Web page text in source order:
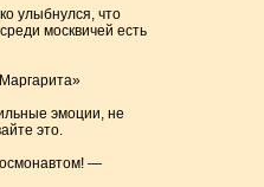
улыбнулся, что
москвичей есть
эмоции, не
это.
—